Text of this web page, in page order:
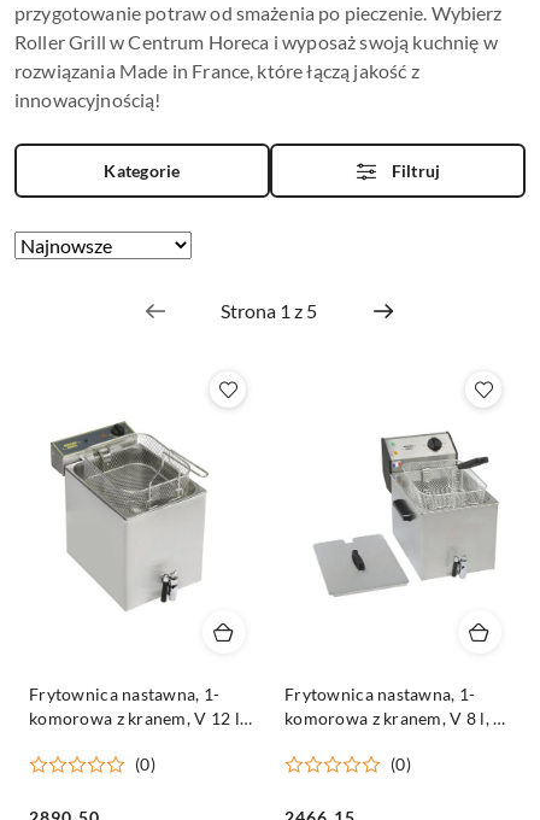
przygotowanie potraw od smażenia po pieczenie. Wybierz
Roller Grill w Centrum Horeca i wyposaż swoją kuchnię w
rozwiązania Made in France, które łączą jakość z
innowacyjnością!
Kategorie Filtruj
Zastosowano
Sortuj
Frytownica nastawna, 1-
komorowa z kranem, V 12 l,
(0)
Frytownica nastawna, 1-
komorowa z kranem, V 8 l, P
(0)